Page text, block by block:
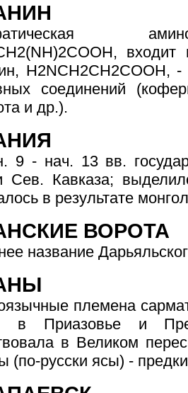
Н2NCH2CH2COOH, -
соединений
и др.).
9 - нач. 13 вв.
Сев. Кавказа;
в результате
ВОРОТА
название
племена
в Приазовье и
в Великом
(по-русски ясы) -